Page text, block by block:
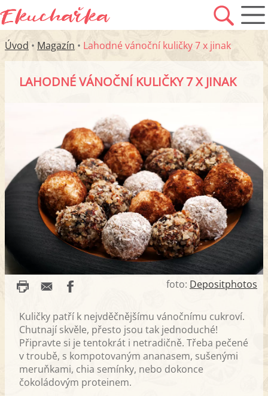
Úvod • Magazín • Lahodné vánoční kuličky 7 x jinak
LAHODNÉ VÁNOČNÍ KULIČKY 7 X JINAK
foto: Depositphotos
Kuličky patří k nejvděčnějšímu vánočnímu cukroví.
Chutnají skvěle, přesto jsou tak jednoduché!
Připravte si je tentokrát i netradičně. Třeba pečené
v troubě, s kompotovaným ananasem, sušenými
meruňkami, chia semínky, nebo dokonce
čokoládovým proteinem.